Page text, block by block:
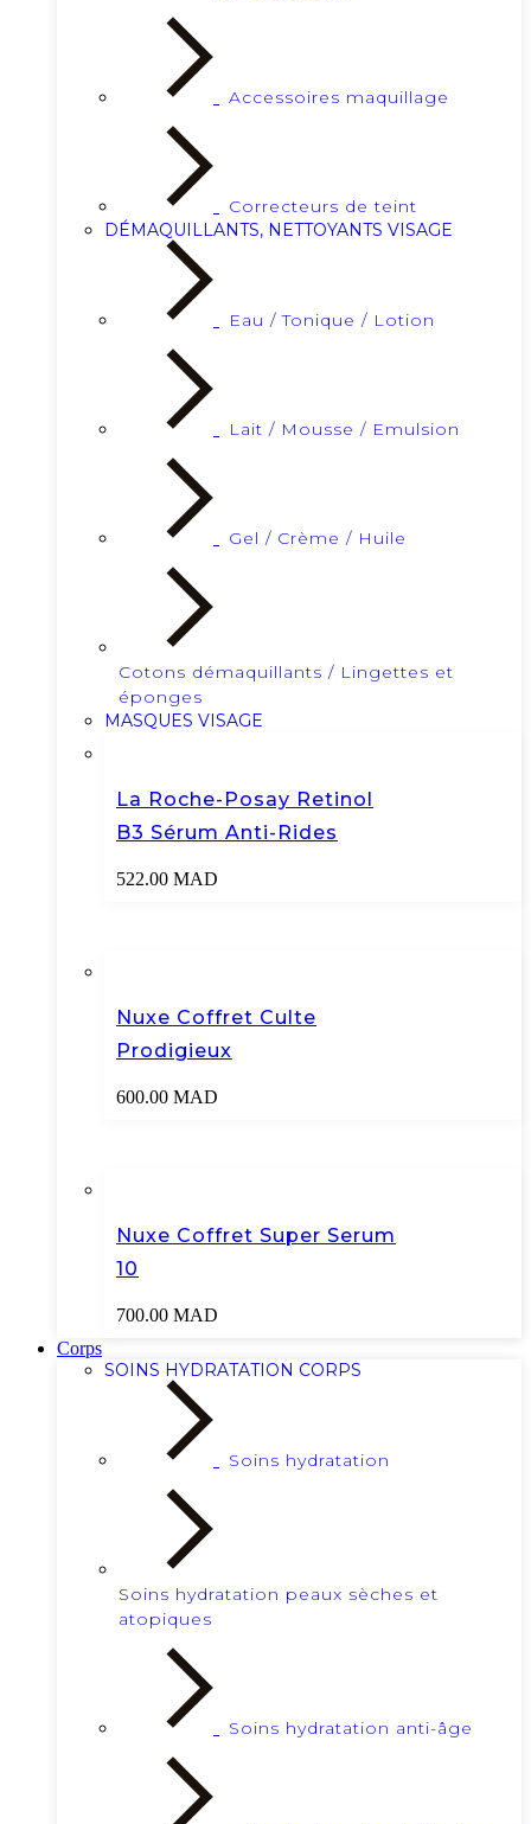
Accessoires maquillage
Correcteurs de teint
DÉMAQUILLANTS, NETTOYANTS VISAGE
Eau / Tonique / Lotion
Lait / Mousse / Emulsion
Gel / Crème / Huile
Cotons démaquillants / Lingettes et
éponges
MASQUES VISAGE
La Roche-Posay Retinol
B3 Sérum Anti-Rides
522.00 MAD
Nuxe Coffret Culte
Prodigieux
600.00 MAD
Nuxe Coffret Super Serum
10
700.00 MAD
Corps
SOINS HYDRATATION CORPS
Soins hydratation
Soins hydratation peaux sèches et
atopiques
Soins hydratation anti-âge